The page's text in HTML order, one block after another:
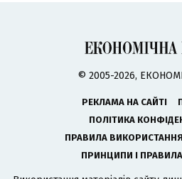
© 2005-2026,
РЕКЛАМА НА САЙТІ
ПОЛІТИКА
ПРАВИЛА ВИКОРИСТАННЯ
ПРИНЦИПИ І